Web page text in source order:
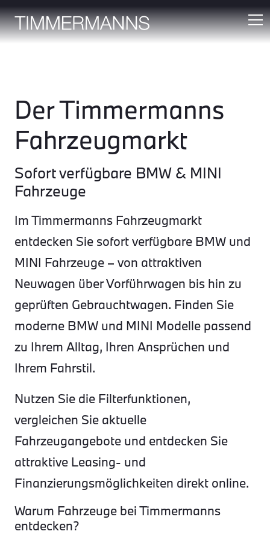
Der Timmermanns
Fahrzeugmarkt
Sofort verfügbare BMW & MINI
Fahrzeuge
Im Timmermanns Fahrzeugmarkt
entdecken Sie sofort verfügbare BMW und
MINI Fahrzeuge – von attraktiven
Neuwagen über Vorführwagen bis hin zu
geprüften Gebrauchtwagen. Finden Sie
moderne BMW und MINI Modelle passend
zu Ihrem Alltag, Ihren Ansprüchen und
Ihrem Fahrstil.
Nutzen Sie die Filterfunktionen,
vergleichen Sie aktuelle
Fahrzeugangebote und entdecken Sie
attraktive Leasing- und
Finanzierungsmöglichkeiten direkt online.
Warum Fahrzeuge bei Timmermanns
entdecken?